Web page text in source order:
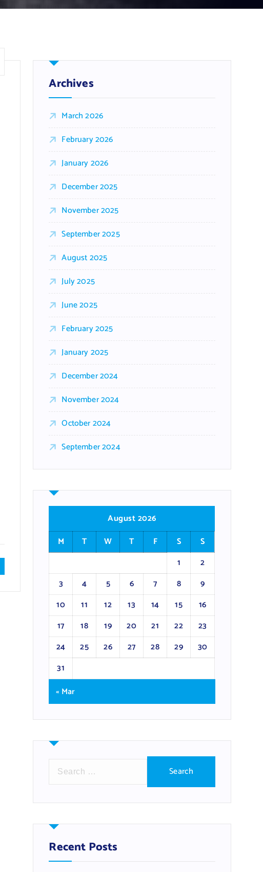
Archives
March 2026
February 2026
January 2026
December 2025
November 2025
September 2025
August 2025
July 2025
June 2025
February 2025
January 2025
December 2024
November 2024
October 2024
September 2024
August 2026
M
T W T F S
S
1
2
3
4 5 6 7 8
9
10
11 12 13 14 15
16
17
18 19 20 21 22
23
24
25 26 27 28 29
30
31
« Mar
r
h
f
o
Recent Posts